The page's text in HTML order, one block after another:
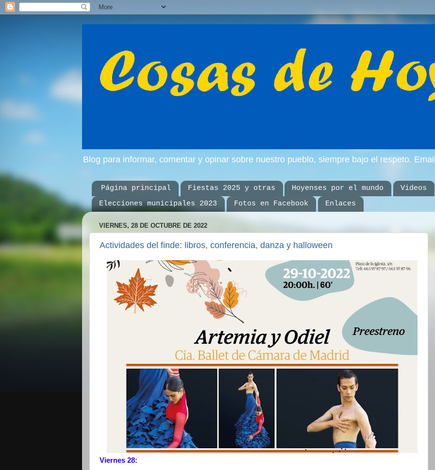
Blog para informar, comentar y opinar sobre nuestro pueblo, siempre bajo el respeto.
Página principal Fiestas 2025 y otras Hoyenses por el mundo
Videos
Elecciones municipales 2023
Fotos en Facebook Enlaces
VIERNES, 28 DE OCTUBRE DE 2022
Actividades del finde: libros, conferencia, danza y halloween
Viernes 28: